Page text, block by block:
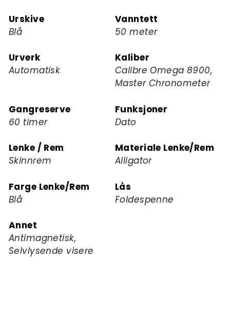
Urskive
Blå
Vanntett
50 meter
Urverk
Automatisk
Kaliber
Calibre Omega 8900,
Master Chronometer
Gangreserve
60 timer
Funksjoner
Dato
Lenke / Rem
Skinnrem
Materiale Lenke/Rem
Alligator
Farge Lenke/Rem
Blå
Lås
Foldespenne
Annet
Antimagnetisk,
Selvlysende visere